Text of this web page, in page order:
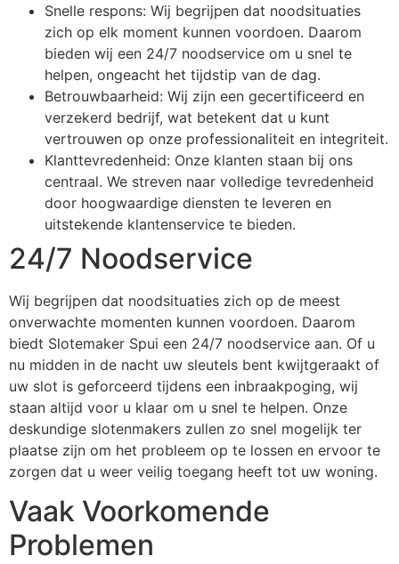
Snelle respons: Wij begrijpen dat noodsituaties
zich op elk moment kunnen voordoen. Daarom
bieden wij een 24/7 noodservice om u snel te
helpen, ongeacht het tijdstip van de dag.
Betrouwbaarheid: Wij zijn een gecertificeerd en
verzekerd bedrijf, wat betekent dat u kunt
vertrouwen op onze professionaliteit en integriteit.
Klanttevredenheid: Onze klanten staan bij ons
centraal. We streven naar volledige tevredenheid
door hoogwaardige diensten te leveren en
uitstekende klantenservice te bieden.
24/7 Noodservice
Wij begrijpen dat noodsituaties zich op de meest
onverwachte momenten kunnen voordoen. Daarom
biedt Slotemaker Spui een 24/7 noodservice aan. Of u
nu midden in de nacht uw sleutels bent kwijtgeraakt of
uw slot is geforceerd tijdens een inbraakpoging, wij
staan altijd voor u klaar om u snel te helpen. Onze
deskundige slotenmakers zullen zo snel mogelijk ter
plaatse zijn om het probleem op te lossen en ervoor te
zorgen dat u weer veilig toegang heeft tot uw woning.
Vaak Voorkomende
Problemen